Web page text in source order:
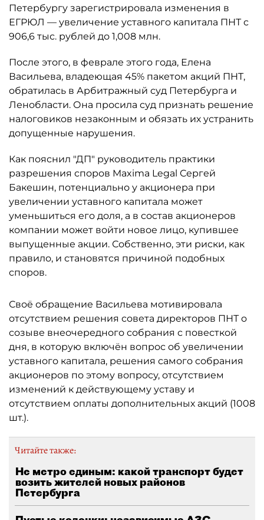
Петербургу зарегистрировала изменения в
ЕГРЮЛ — увеличение уставного капитала ПНТ с
906,6 тыс. рублей до 1,008 млн.
После этого, в феврале этого года, Елена
Васильева, владеющая 45% пакетом акций ПНТ,
обратилась в Арбитражный суд Петербурга и
Ленобласти. Она просила суд признать решение
налоговиков незаконным и обязать их устранить
допущенные нарушения.
Как пояснил "ДП" руководитель практики
разрешения споров Maxima Legal Сергей
Бакешин, потенциально у акционера при
увеличении уставного капитала может
уменьшиться его доля, а в состав акционеров
компании может войти новое лицо, купившее
выпущенные акции. Собственно, эти риски, как
правило, и становятся причиной подобных
споров.
Своё обращение Васильева мотивировала
отсутствием решения совета директоров ПНТ о
созыве внеочередного собрания с повесткой
дня, в которую включён вопрос об увеличении
уставного капитала, решения самого собрания
акционеров по этому вопросу, отсутствием
изменений к действующему уставу и
отсутствием оплаты дополнительных акций (1008
шт.).
Читайте также:
Не метро единым: какой транспорт будет
возить жителей новых районов
Петербурга